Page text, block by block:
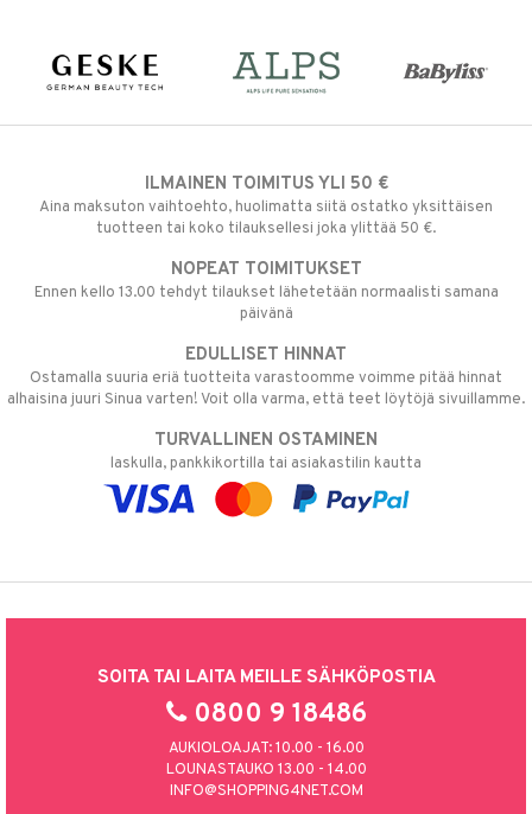
ILMAINEN TOIMITUS YLI 50 €
Aina maksuton vaihtoehto, huolimatta siitä ostatko yksittäisen
tuotteen tai koko tilauksellesi joka ylittää 50 €.
NOPEAT TOIMITUKSET
Ennen kello 13.00 tehdyt tilaukset lähetetään normaalisti samana
päivänä
EDULLISET HINNAT
Ostamalla suuria eriä tuotteita varastoomme voimme pitää hinnat
alhaisina juuri Sinua varten! Voit olla varma, että teet löytöjä sivuillamme.
TURVALLINEN OSTAMINEN
laskulla, pankkikortilla tai asiakastilin kautta
SOITA TAI LAITA MEILLE SÄHKÖPOSTIA
0800 9 18486
AUKIOLOAJAT: 10.00 - 16.00
LOUNASTAUKO 13.00 - 14.00
INFO@SHOPPING4NET.COM